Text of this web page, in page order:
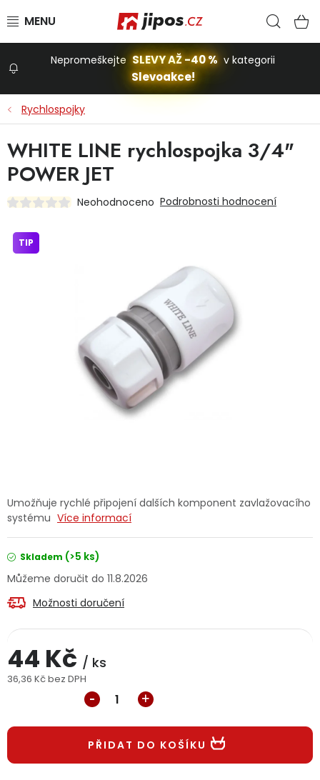
Stavba a dům
Dětská hřiště
Autodoplňky
Fotovoltaika
Jaký je aktuální stav mé objednávky?
Velkoobchodní spolupráce (B2B)
Servis nářadí Hodnocení obchodu
Doprava a platba Váš zákaznický účet Kontakt
Nepromeškejte SLEVY AŽ -40 % v kategorii
Slevoakce!
Rychlospojky
Umožňuje rychlé připojení dalších komponent zavlažovacího
systému Více informací
Skladem (>5 ks)
11.8.2026
Možnosti doručení
44 Kč / ks
36,36 Kč bez DPH
PŘIDAT DO KOŠÍKU
WHITE LINE rychlospojka 3/4"
POWER JET
Neohodnoceno Podrobnosti hodnocení
TIP